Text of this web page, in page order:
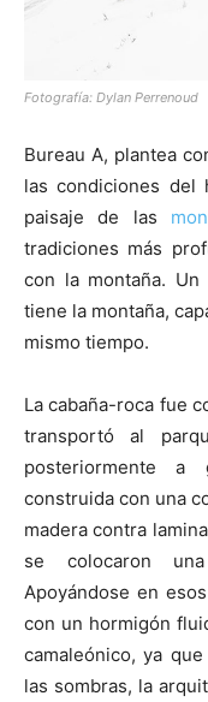
Fotografía: Dylan Perrenoud
Bureau A, plantea
las condiciones del
paisaje de las
tradiciones más
con la montaña.
tiene la montaña,
mismo tiempo.
La cabaña-roca fue
transportó al
posteriormente
construida con una
madera contra
se colocaron
Apoyándose en
con un hormigón
camaleónico, ya
las sombras, la